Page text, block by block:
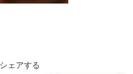
シェアする